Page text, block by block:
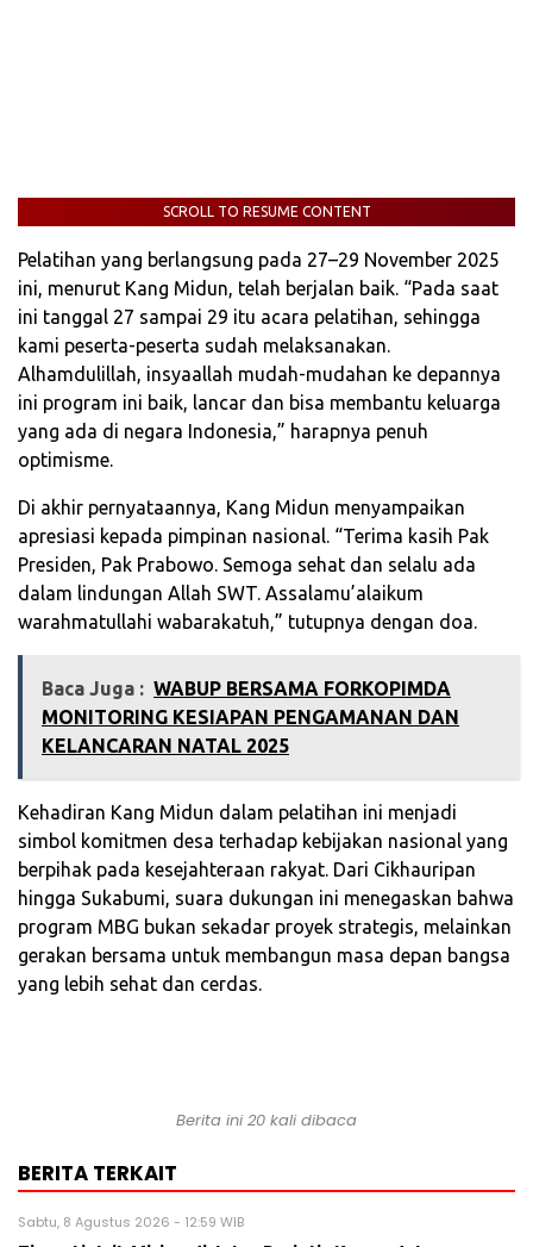
SCROLL TO RESUME CONTENT
Pelatihan yang berlangsung pada 27–29 November 2025
ini, menurut Kang Midun, telah berjalan baik. “Pada saat
ini tanggal 27 sampai 29 itu acara pelatihan, sehingga
kami peserta-peserta sudah melaksanakan.
Alhamdulillah, insyaallah mudah-mudahan ke depannya
ini program ini baik, lancar dan bisa membantu keluarga
yang ada di negara Indonesia,” harapnya penuh
optimisme.
Di akhir pernyataannya, Kang Midun menyampaikan
apresiasi kepada pimpinan nasional. “Terima kasih Pak
Presiden, Pak Prabowo. Semoga sehat dan selalu ada
dalam lindungan Allah SWT. Assalamu’alaikum
warahmatullahi wabarakatuh,” tutupnya dengan doa.
Baca Juga : WABUP BERSAMA FORKOPIMDA
MONITORING KESIAPAN PENGAMANAN DAN
KELANCARAN NATAL 2025
Kehadiran Kang Midun dalam pelatihan ini menjadi
simbol komitmen desa terhadap kebijakan nasional yang
berpihak pada kesejahteraan rakyat. Dari Cikhauripan
hingga Sukabumi, suara dukungan ini menegaskan bahwa
program MBG bukan sekadar proyek strategis, melainkan
gerakan bersama untuk membangun masa depan bangsa
yang lebih sehat dan cerdas.
Berita ini 20 kali dibaca
BERITA TERKAIT
Sabtu, 8 Agustus 2026 - 12:59 WIB